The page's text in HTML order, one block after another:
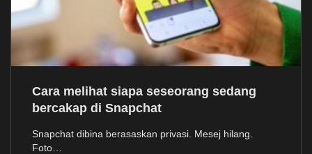
Cara melihat siapa seseorang sedang
bercakap di Snapchat
Snapchat dibina berasaskan privasi. Mesej hilang.
Foto…